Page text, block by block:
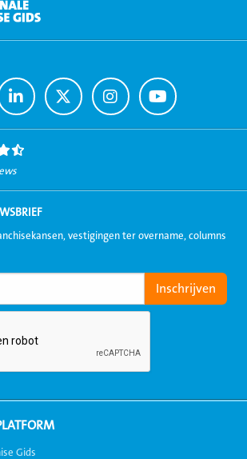
Ga
naar
LinkedIn
Ga
naar
Twitter
Ga
naar
Instagram
Ga
naar
Youtube
vestigingen ter overname, columns
Gids